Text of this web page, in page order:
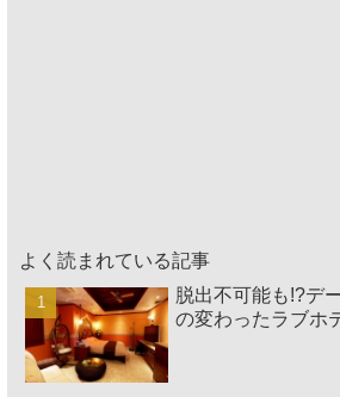
よく読まれている記事
脱出不可能も!?デ
の変わったラブホ